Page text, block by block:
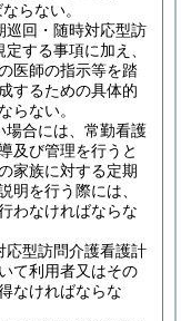
らない。
巡回・随時対応型訪
定する事項に加え、
医師の指示等を踏
するための具体的
らない。
場合には、常勤看護
及び管理を行うと
家族に対する定期
明を行う際には、
わなければならな
応型訪問介護看護計
て利用者又はその
なければならな